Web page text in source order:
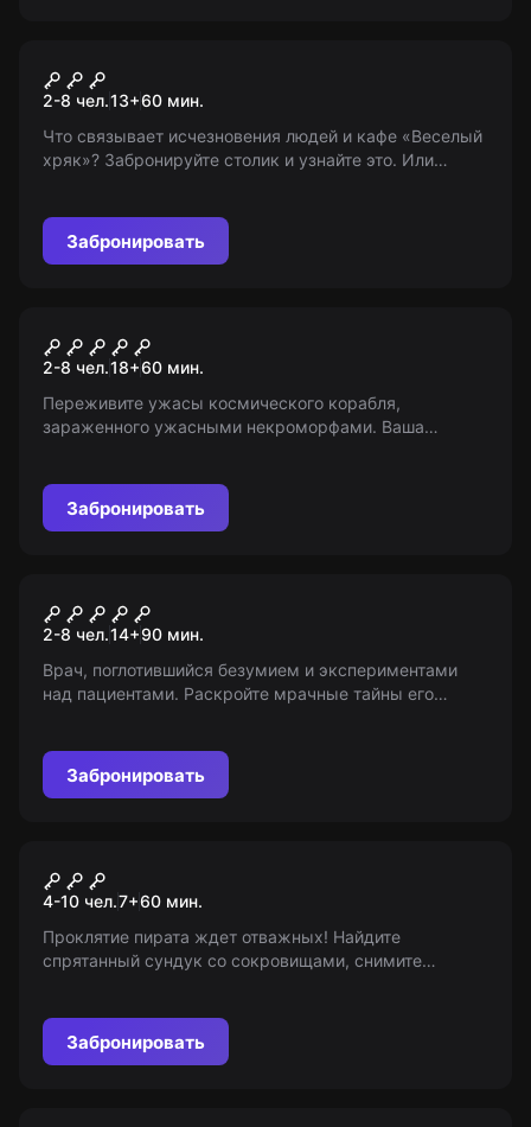
Кафе "Веселый хряк"
2-8 чел.13+60 мин.
Что связывает исчезновения людей и кафе «Веселый
хряк»? Забронируйте столик и узнайте это. Или
Забронировать
Мертвый космос
2-8 чел.18+60 мин.
Переживите ужасы космического корабля,
зараженного ужасными некроморфами. Ваша
Забронировать
Обитель прошлого
2-8 чел.14+90 мин.
Врач, поглотившийся безумием и экспериментами
над пациентами. Раскройте мрачные тайны его
Забронировать
В поисках клада
4-10 чел.7+60 мин.
Проклятие пирата ждет отважных! Найдите
спрятанный сундук со сокровищами, снимите
Забронировать